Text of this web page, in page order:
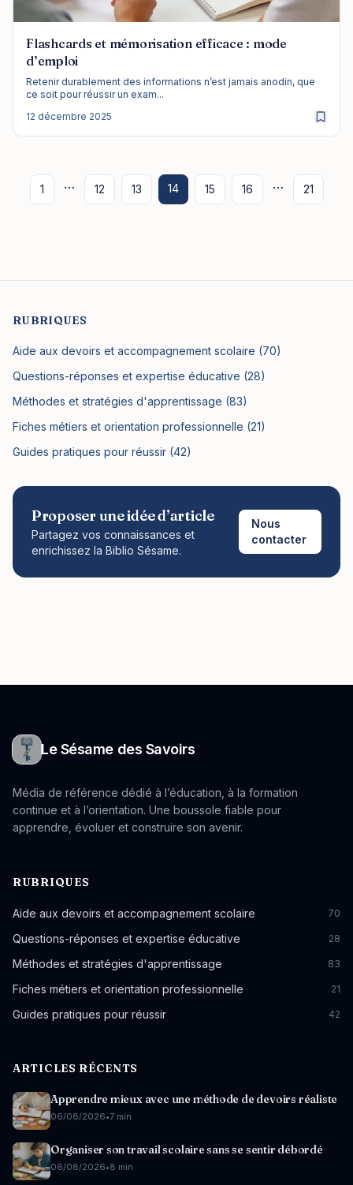
Flashcards et mémorisation efficace : mode
d’emploi
Retenir durablement des informations n’est jamais anodin, que
ce soit pour réussir un exam...
12 décembre 2025
1 … 12 13 14 15 16 … 21
RUBRIQUES
Aide aux devoirs et accompagnement scolaire (70)
Questions-réponses et expertise éducative (28)
Méthodes et stratégies d'apprentissage (83)
Fiches métiers et orientation professionnelle (21)
Guides pratiques pour réussir (42)
Proposer une idée d’article
Partagez vos connaissances et
enrichissez la Biblio Sésame.
Nous
contacter
Le Sésame des Savoirs
Média de référence dédié à l’éducation, à la formation
continue et à l’orientation. Une boussole fiable pour
apprendre, évoluer et construire son avenir.
RUBRIQUES
Aide aux devoirs et accompagnement scolaire 70
Questions-réponses et expertise éducative 28
Méthodes et stratégies d'apprentissage 83
Fiches métiers et orientation professionnelle 21
Guides pratiques pour réussir 42
ARTICLES RÉCENTS
Apprendre mieux avec une méthode de devoirs réaliste
06/08/2026•7 min
Organiser son travail scolaire sans se sentir débordé
06/08/2026•8 min